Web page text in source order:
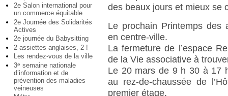
2e Salon international pour
un commerce équitable
2e Journée des Solidarités
Actives
2e journée du Babysitting
2 assiettes anglaises, 2 !
Les rendez-vous de la ville
3e semaine nationale
d’information et de
prévention des maladies
veineuses
des beaux jours et mieux se
Le prochain Printemps des
en centre-ville.
La fermeture de l’espace
de la Vie associative à
Le 20 mars de 9 h 30 à 17
au rez-de-chaussée de
premier étage.